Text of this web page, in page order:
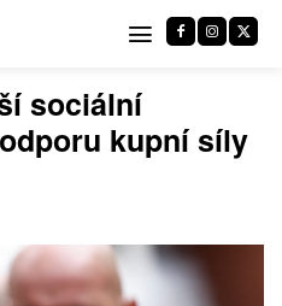
sociální
kupní síly